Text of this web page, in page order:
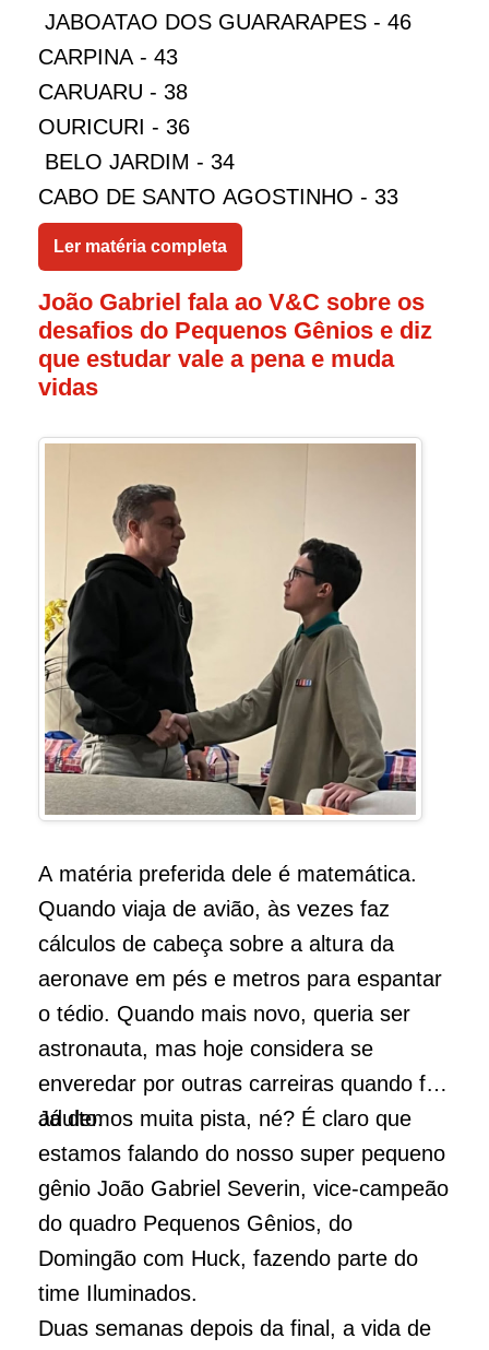
JABOATAO DOS GUARARAPES - 46
CARPINA - 43
CARUARU - 38
OURICURI - 36
BELO JARDIM - 34
CABO DE SANTO AGOSTINHO - 33
Ler matéria completa
João Gabriel fala ao V&C sobre os
desafios do Pequenos Gênios e diz
que estudar vale a pena e muda
vidas
A matéria preferida dele é matemática.
Quando viaja de avião, às vezes faz
cálculos de cabeça sobre a altura da
aeronave em pés e metros para espantar
o tédio. Quando mais novo, queria ser
astronauta, mas hoje considera se
enveredar por outras carreiras quando for
adulto.
Já demos muita pista, né? É claro que
estamos falando do nosso super pequeno
gênio João Gabriel Severin, vice-campeão
do quadro Pequenos Gênios, do
Domingão com Huck, fazendo parte do
time Iluminados.
Duas semanas depois da final, a vida de